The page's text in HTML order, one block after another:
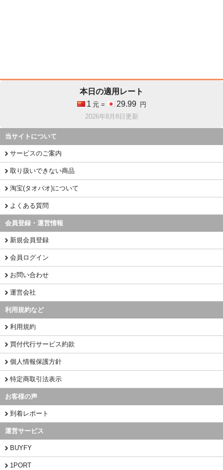
本日の適用レート
1 元 = 29.99
円
2026年8月8日更新
当サイトについて
サービスのご案内
取り扱いできない商品
淘宝(タオバオ)について
よくある質問
会員登録・運営情報
新規会員登録
会員ログイン
お問い合わせ
運営会社
利用規約など
利用規約
買付代行サービス約款
個人情報保護方針
特定商取引法表示
お客様の声
到着レポート
運営サービス
BUYFY
1PORT